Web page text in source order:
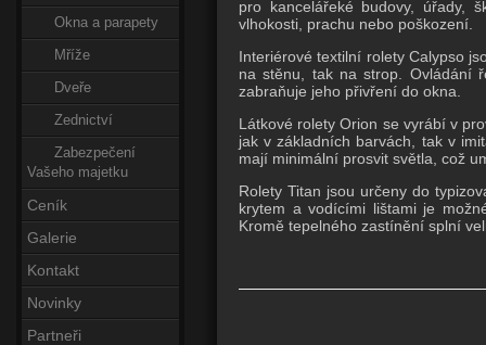
Okna a parapety
Mříže
Dveře
Zednictví
Zabezpečení
Vašeho majetku
Ceník
Galerie
Kontakt
Novinky
Partneři
pro kancelářeké budovy, úřady,
vlhokosti, prachu nebo poškození.
Interiérové textilní rolety Calypso
na stěnu, tak na strop. Ovládání
zabraňuje jeho přivření do okna.
Látkové rolety Orion se vyrábí v
jak v základních barvách, tak v
mají minimální prosvit světla, což
Rolety Titan jsou určeny do
krytem a vodícími lištami je
Kromě tepelného zastínění splní